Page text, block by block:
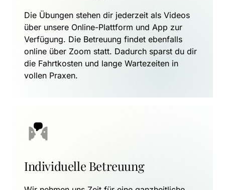
Die Übungen stehen dir jederzeit als Videos
über unsere Online-Plattform und App zur
Verfügung. Die Betreuung findet ebenfalls
online über Zoom statt. Dadurch sparst du dir
die Fahrtkosten und lange Wartezeiten in
vollen Praxen.
Individuelle Betreuung